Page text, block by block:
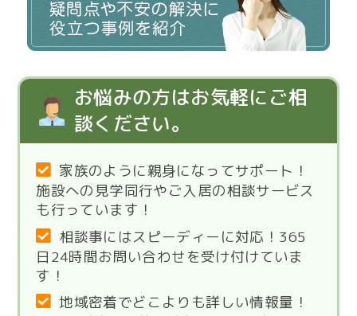
お悩みの方はお気軽にご相
談ください。
家族のように親身になってサポート！
施設への見学同行やご入居の相談サービス
も行っています！
相談事にはスピーディーに対応！365
日24時間お問い合わせを受け付けていま
す！
地域密着でどこよりも詳しい情報量！